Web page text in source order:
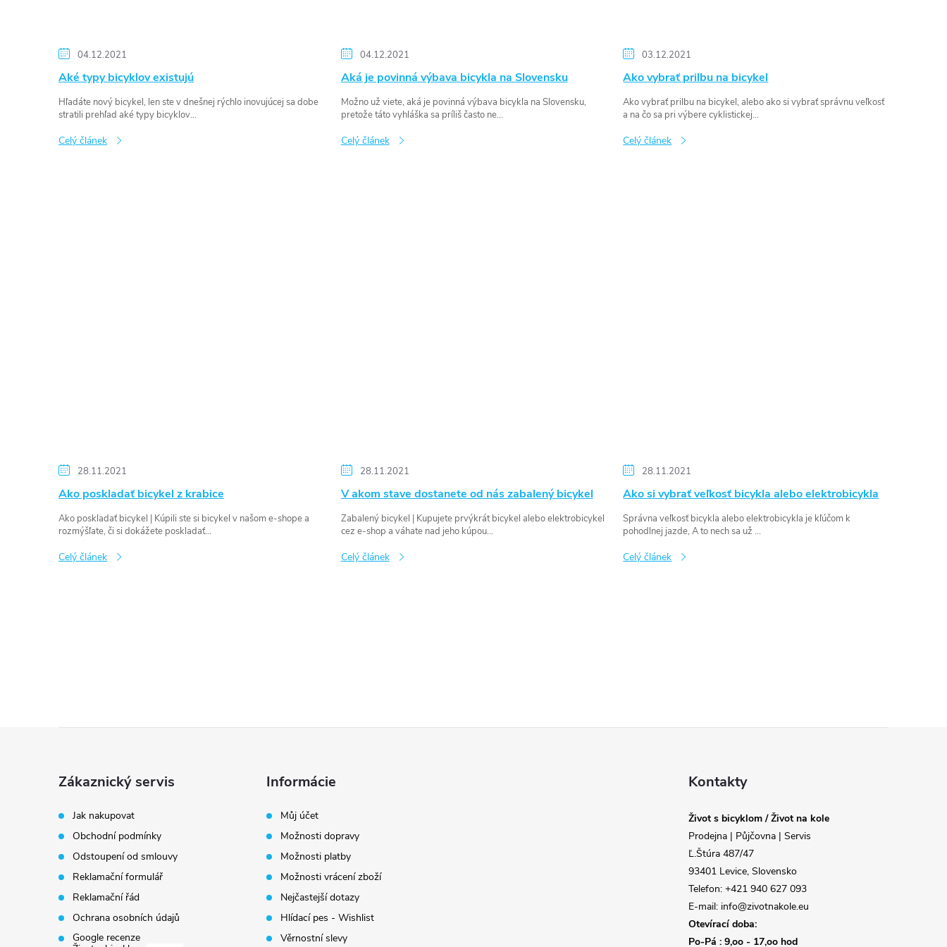
04.12.2021
Aké typy bicyklov existujú
Hľadáte nový bicykel, len ste v dnešnej rýchlo inovujúcej sa dobe
stratili prehľad aké typy bicyklov...
Celý článek
04.12.2021
Aká je povinná výbava bicykla na Slovensku
Možno už viete, aká je povinná výbava bicykla na Slovensku,
pretože táto vyhláška sa príliš často ne...
Celý článek
03.12.2021
Ako vybrať prilbu na bicykel
Ako vybrať prilbu na bicykel, alebo ako si vybrať správnu veľkosť
a na čo sa pri výbere cyklistickej...
Celý článek
28.11.2021
Ako poskladať bicykel z krabice
Ako poskladať bicykel | Kúpili ste si bicykel v našom e-shope a
rozmýšľate, či si dokážete poskladať...
Celý článek
28.11.2021
V akom stave dostanete od nás zabalený bicykel
Zabalený bicykel | Kupujete prvýkrát bicykel alebo elektrobicykel
cez e-shop a váhate nad jeho kúpou...
Celý článek
28.11.2021
Ako si vybrať veľkosť bicykla alebo elektrobicykla
Správna veľkosť bicykla alebo elektrobicykla je kľúčom k
pohodlnej jazde, A to nech sa už ...
Celý článek
r
k
y
ý
p
i
s
Zákaznický servis
Jak nakupovat
Obchodní podmínky
Odstoupení od smlouvy
Reklamační formulář
Reklamační řád
Ochrana osobních údajů
Google recenze
Informácie
Můj účet
Možnosti dopravy
Možnosti platby
Možnosti vrácení zboží
Nejčastejší dotazy
Hlídací pes - Wishlist
Věrnostní slevy
Kontakty
Život s bicyklom / Život na kole
Prodejna | Půjčovna | Servis
Ľ.Štúra 487/47
93401 Levice, Slovensko
Telefon: +421 940 627 093
E-mail: info@zivotnakole.eu
Otevírací doba:
Po-Pá : 9,oo - 17,oo hod